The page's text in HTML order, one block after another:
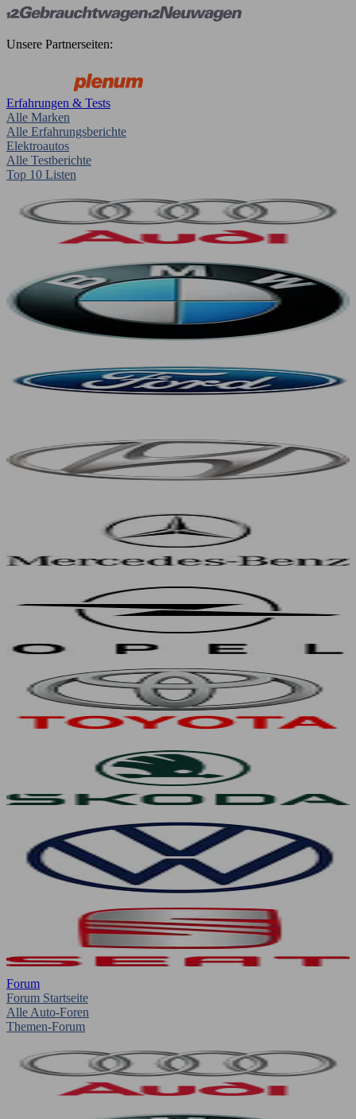
Unsere Partnerseiten:
Erfahrungen & Tests
Alle Marken
Alle Erfahrungsberichte
Elektroautos
Alle Testberichte
Top 10 Listen
Forum
Forum Startseite
Alle Auto-Foren
Themen-Forum